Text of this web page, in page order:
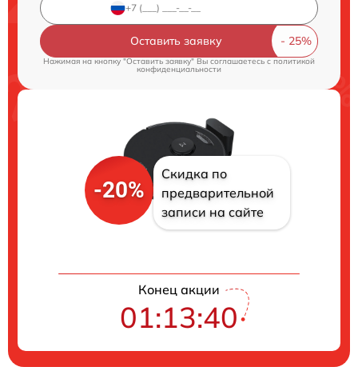
Оставить заявку
Нажимая на кнопку "Оставить заявку" Вы соглашаетесь cполитикой
конфиденциальности
-20%
Скидка по
предварительной
записи на сайте
Конец акции
01:13:40